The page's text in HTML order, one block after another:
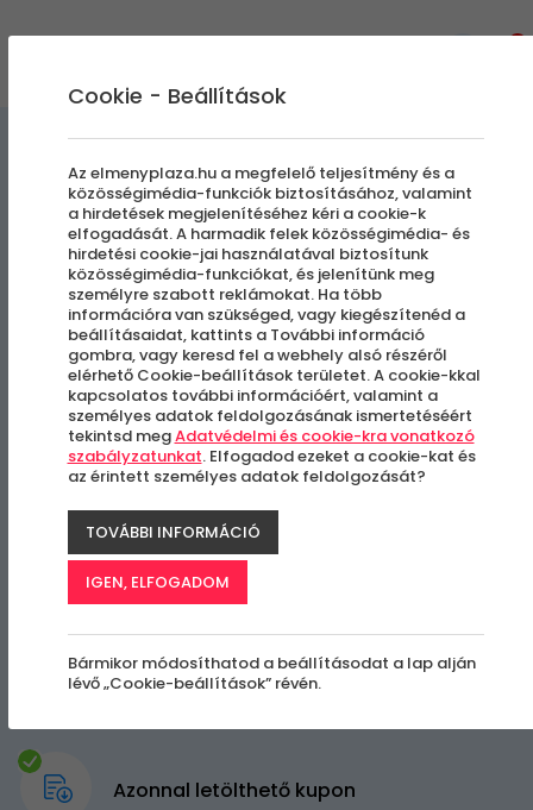
Balatoni Sétavitorlázás
Siófokon
Siófok
-30%
Azonnal letölthető kupon
Cookie - Beállítások
Az elmenyplaza.hu a megfelelő teljesítmény és a
közösségimédia-funkciók biztosításához, valamint
a hirdetések megjelenítéséhez kéri a cookie-k
elfogadását. A harmadik felek közösségimédia- és
hirdetési cookie-jai használatával biztosítunk
közösségimédia-funkciókat, és jelenítünk meg
személyre szabott reklámokat. Ha több
információra van szükséged, vagy kiegészítenéd a
beállításaidat, kattints a További információ
gombra, vagy keresd fel a webhely alsó részéről
elérhető Cookie-beállítások területet. A cookie-kkal
kapcsolatos további információért, valamint a
személyes adatok feldolgozásának ismertetéséért
tekintsd megAdatvédelmi és cookie-kra vonatkozó
szabályzatunkat. Elfogadod ezeket a cookie-kat és
az érintett személyes adatok feldolgozását?
TOVÁBBI INFORMÁCIÓ
IGEN, ELFOGADOM
Bármikor módosíthatod a beállításodat a lap alján
lévő „Cookie-beállítások” révén.